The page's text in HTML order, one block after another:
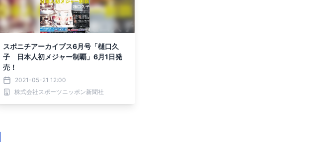
スポニチアーカイブス6月号「樋口久
子 日本人初メジャー制覇」6月1日発
売！
2021-05-21 12:00
株式会社スポーツニッポン新聞社